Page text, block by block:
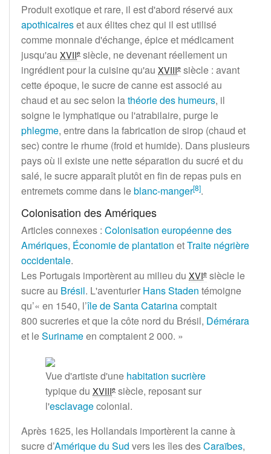
Produit exotique et rare, il est d'abord réservé aux
apothicaireset aux élites chez qui il est utilisé
comme monnaie d'échange, épice et médicament
jusqu'au XVIIe siècle, ne devenant réellement un
ingrédient pour la cuisine qu'au XVIIIe siècle : avant
cette époque, le sucre de canne est associé au
chaud et au sec selon lathéorie des humeurs, il
soigne le lymphatique ou l'atrabilaire, purge le
phlegme, entre dans la fabrication de sirop (chaud et
sec) contre le rhume (froid et humide). Dans plusieurs
pays où il existe une nette séparation du sucré et du
salé, le sucre apparaît plutôt en fin de repas puis en
entremets comme dans leblanc-manger[8].
Colonisation des Amériques
Articles connexes : Colonisation européenne des
Amériques, Économie de plantation etTraite négrière
occidentale.
Les Portugais importèrent au milieu du XVIe siècle le
sucre au Brésil. L'aventurier Hans Staden témoigne
qu’« en 1540, l’île de Santa Catarinacomptait
800 sucreries et que la côte nord du Brésil, Démérara
et leSurinameen comptaient 2 000. »
Vue d'artiste d'une habitation sucrière
typique du XVIIIe siècle, reposant sur
l'esclavagecolonial.
Après 1625, les Hollandais importèrent la canne à
sucre d’Amérique du Sud vers les îles desCaraïbes,